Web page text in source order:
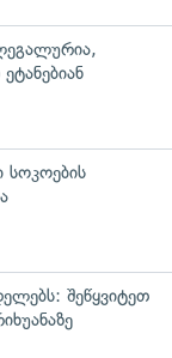
სოკოების
შეწყვიტეთ